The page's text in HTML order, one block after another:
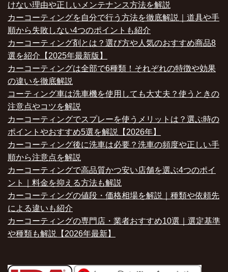
けない理由や正しいメンテナンス方法を解説
カーコーティングを自分で行う方法を徹底解説｜道具や手
順から失敗しない4つのポイントも紹介
カーコーティング剤とは？選び方や人気のおすすめ商品8
選を紹介【2025年最新版】
カーコーティングは全部で6種類！それぞれの特徴や効果
の違いを徹底解説
コーティング車は洗車機を使用しても大丈夫？使うときの
注意点やコツを解説
カーコーティングでスプレーを使うメリットは？選ぶ時の
ポイントやおすすめ5選を解説【2026年】
カーコーティング後に洗車は必要？洗車の頻度や正しい手
順から注意点を解説
カーコーティングで高品質かつ安い店舗を選ぶ4つのポイ
ント｜料金を抑える方法も解説
カーコーティングの値段・価格相場を解説｜種類や依頼先
による違いも紹介
カーコーティングの専門店・業者おすすめ10選｜選定基準
や種類も解説【2026年最新】